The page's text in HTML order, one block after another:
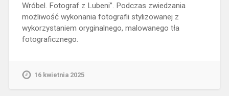
Wróbel. Fotograf z Lubeni”. Podczas zwiedzania
możliwość wykonania fotografii stylizowanej z
wykorzystaniem oryginalnego, malowanego tła
fotograficznego.
16 kwietnia 2025